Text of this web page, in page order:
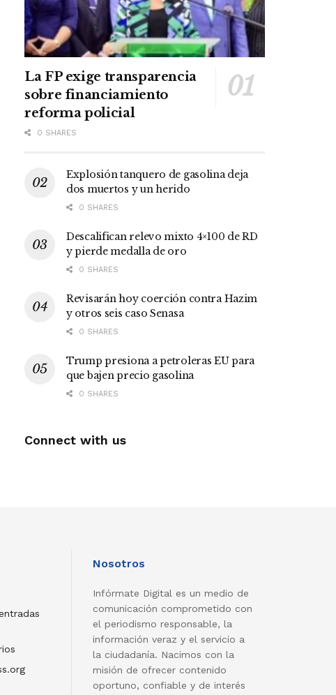
La FP exige transparencia
sobre financiamiento
reforma policial
0 SHARES
Explosión tanquero de gasolina deja
dos muertos y un herido
0 SHARES
Descalifican relevo mixto 4×100 de RD
y pierde medalla de oro
0 SHARES
Revisarán hoy coerción contra Hazim
y otros seis caso Senasa
0 SHARES
Trump presiona a petroleras EU para
que bajen precio gasolina
0 SHARES
Connect with us
Nosotros
Infórmate Digital es un medio de
comunicación comprometido con
el periodismo responsable, la
información veraz y el servicio a
la ciudadanía. Nacimos con la
misión de ofrecer contenido
oportuno, confiable y de interés